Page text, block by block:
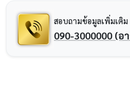
สอบถามข้อมูลเพิ่มเติม
090-3000000 (อ